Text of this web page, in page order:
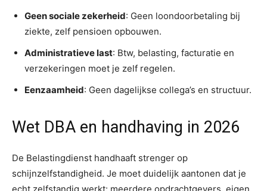
Geen sociale zekerheid: Geen loondoorbetaling bij
ziekte, zelf pensioen opbouwen.
Administratieve last: Btw, belasting, facturatie en
verzekeringen moet je zelf regelen.
Eenzaamheid: Geen dagelijkse collega’s en structuur.
Wet DBA en handhaving in 2026
De Belastingdienst handhaaft strenger op
schijnzelfstandigheid. Je moet duidelijk aantonen dat je